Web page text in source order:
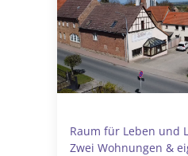
Raum für Leben und
Zwei Wohnungen &